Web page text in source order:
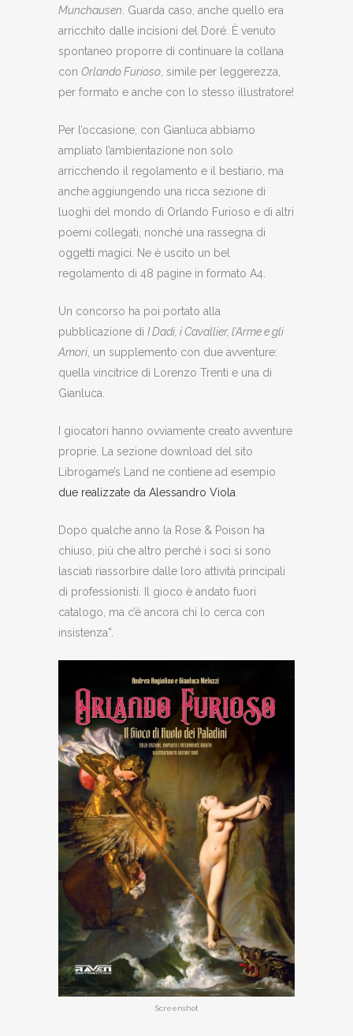
Munchausen. Guarda caso, anche quello era
arricchito dalle incisioni del Doré. È venuto
spontaneo proporre di continuare la collana
con Orlando Furioso, simile per leggerezza,
per formato e anche con lo stesso illustratore!
Per l’occasione, con Gianluca abbiamo
ampliato l’ambientazione non solo
arricchendo il regolamento e il bestiario, ma
anche aggiungendo una ricca sezione di
luoghi del mondo di Orlando Furioso e di altri
poemi collegati, nonché una rassegna di
oggetti magici. Ne è uscito un bel
regolamento di 48 pagine in formato A4.
Un concorso ha poi portato alla
pubblicazione di I Dadi, i Cavallier, l’Arme e gli
Amori, un supplemento con due avventure:
quella vincitrice di Lorenzo Trenti e una di
Gianluca.
I giocatori hanno ovviamente creato avventure
proprie. La sezione download del sito
Librogame’s Land ne contiene ad esempio
due realizzate da Alessandro Viola.
Dopo qualche anno la Rose & Poison ha
chiuso, più che altro perché i soci si sono
lasciati riassorbire dalle loro attività principali
di professionisti. Il gioco è andato fuori
catalogo, ma c’è ancora chi lo cerca con
insistenza”.
Screenshot